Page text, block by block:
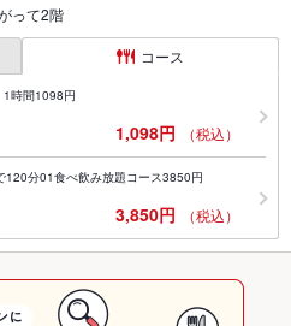
って2階
コース
時間1098円
1,098円 （税込）
120分01食べ飲み放題コース3850円
3,850円 （税込）